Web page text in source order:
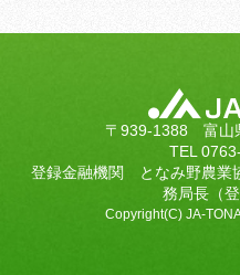
〒939-1388 富山
TEL
登録金融機関 となみ野
務局長（
Copyright(C) JA-